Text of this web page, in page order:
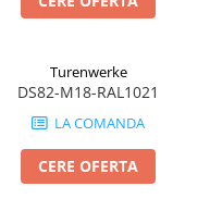
Turenwerke
DS82-M18-RAL1021
LA COMANDA
CERE OFERTA